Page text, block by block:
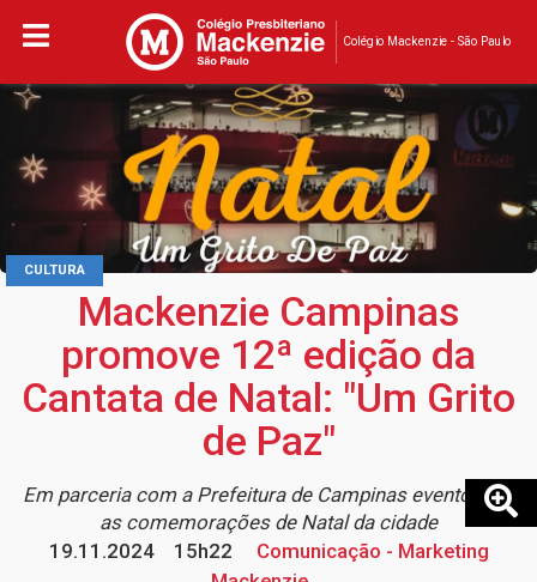
Colégio Mackenzie - São Paulo
CULTURA
Mackenzie Campinas
promove 12ª edição da
Cantata de Natal: "Um Grito
de Paz"
Em parceria com a Prefeitura de Campinas evento abre
as comemorações de Natal da cidade
19.11.2024
15h22
Comunicação - Marketing